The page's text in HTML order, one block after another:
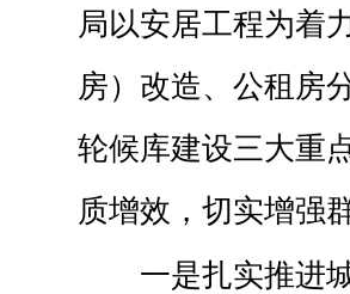
局以安居工程为着
房）改造、公租房
轮候库建设三大重
质增效，切实增强
一是扎实推进